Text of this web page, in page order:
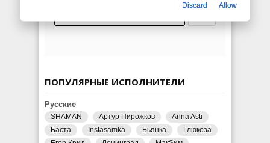
ПОПУЛЯРНЫЕ ИСПОЛНИТЕЛИ
Русские
SHAMAN Артур Пирожков
Anna Asti
Баста
Instasamka Бьянка
Глюкоза
Discard Allow